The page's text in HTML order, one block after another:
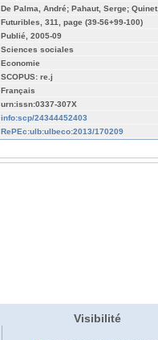
De Palma, André; Pahaut, Serge;
Futuribles, 311, page (39-56+99-100)
Publié, 2005-09
Sciences sociales
Economie
SCOPUS: re.j
Français
urn:issn:0337-307X
info:scp/24344452403
RePEc:ulb:ulbeco:2013/170209
Visibilité